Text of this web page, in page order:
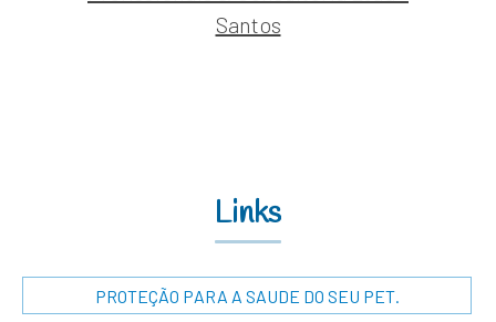
Links
PROTEÇÃO PARA A SAUDE DO SEU PET.